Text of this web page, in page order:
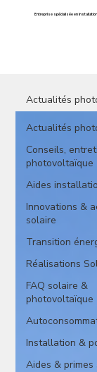
Entreprise spécialisée en
Actualités
Conseils,
photovoltaïque
Aides
Innovations &
solaire
Transition
Réalisations
FAQ solaire &
photovoltaïque
Installation &
Aides & primes
Actualités